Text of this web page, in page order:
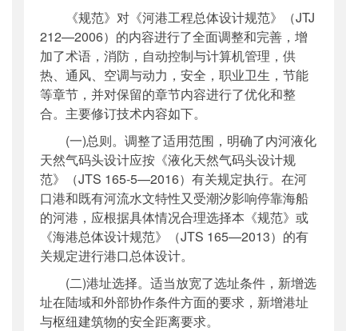
《规范》对《河港工程总体设计规范》（JTJ
212—2006）的内容进行了全面调整和完善，增
加了术语，消防，自动控制与计算机管理，供
热、通风、空调与动力，安全，职业卫生，节能
等章节，并对保留的章节内容进行了优化和整
合。主要修订技术内容如下。
(一)总则。调整了适用范围，明确了内河液化
天然气码头设计应按《液化天然气码头设计规
范》（JTS 165-5—2016）有关规定执行。在河
口港和既有河流水文特性又受潮汐影响停靠海船
的河港，应根据具体情况合理选择本《规范》或
《海港总体设计规范》（JTS 165—2013）的有
关规定进行港口总体设计。
(二)港址选择。适当放宽了选址条件，新增选
址在陆域和外部协作条件方面的要求，新增港址
与枢纽建筑物的安全距离要求。